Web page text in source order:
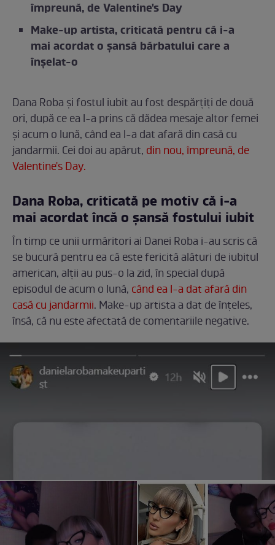
împreună, de Valentine's Day
Make-up artista, criticată pentru că i-a
mai acordat o șansă bărbatului care a
înșelat-o
Dana Roba și fostul iubit au fost despărțiți de două
ori, după ce ea l-a prins că dădea mesaje altor femei
și acum o lună, când ea l-a dat afară din casă cu
jandarmii. Cei doi au apărut, din nou, împreună, de
Valentine's Day.
Dana Roba, criticată pe motiv că i-a
mai acordat încă o șansă fostului iubit
În timp ce unii urmăritori ai Danei Roba i-au scris că
se bucură pentru ea că este fericită alături de iubitul
american, alții au pus-o la zid, în special după
episodul de acum o lună, când ea l-a dat afară din
casă cu jandarmii. Make-up artista a dat de înțeles,
însă, că nu este afectată de comentariile negative.